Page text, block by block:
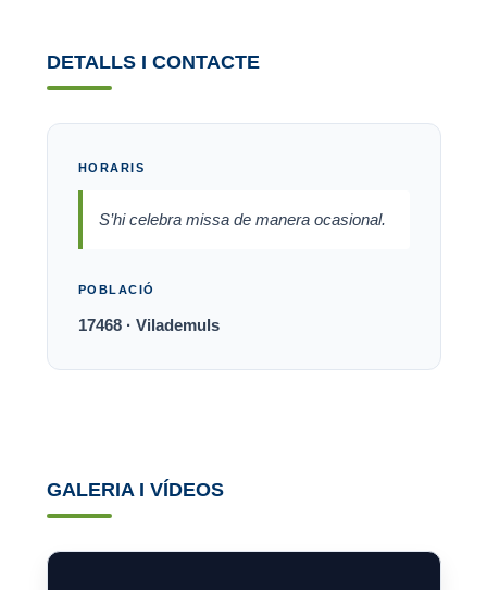
DETALLS I CONTACTE
HORARIS
S’hi celebra missa de manera ocasional.
POBLACIÓ
17468 · Vilademuls
GALERIA I VÍDEOS